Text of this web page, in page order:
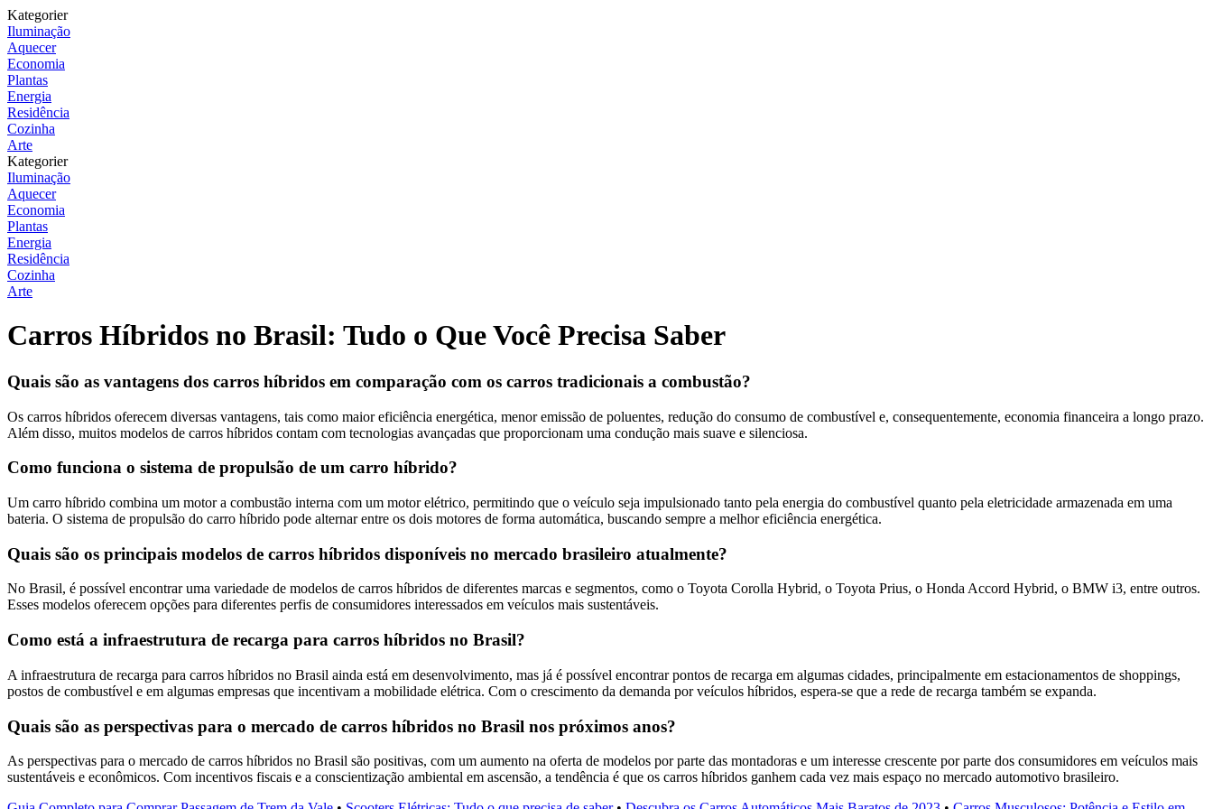
Kategorier
Iluminação
Aquecer
Economia
Plantas
Energia
Residência
Cozinha
Arte
Kategorier
Iluminação
Aquecer
Economia
Plantas
Energia
Residência
Cozinha
Arte
Carros Híbridos no Brasil: Tudo o Que Você Precisa Saber
Quais são as vantagens dos carros híbridos em comparação com os carros tradicionais a combustão?
Os carros híbridos oferecem diversas vantagens, tais como maior eficiência energética, menor emissão de poluentes, redução do consumo de combustível e, consequentemente, economia financeira a longo prazo.
Além disso, muitos modelos de carros híbridos contam com tecnologias avançadas que proporcionam uma condução mais suave e silenciosa.
Como funciona o sistema de propulsão de um carro híbrido?
Um carro híbrido combina um motor a combustão interna com um motor elétrico, permitindo que o veículo seja impulsionado tanto pela energia do combustível quanto pela eletricidade armazenada em uma
bateria. O sistema de propulsão do carro híbrido pode alternar entre os dois motores de forma automática, buscando sempre a melhor eficiência energética.
Quais são os principais modelos de carros híbridos disponíveis no mercado brasileiro atualmente?
No Brasil, é possível encontrar uma variedade de modelos de carros híbridos de diferentes marcas e segmentos, como o Toyota Corolla Hybrid, o Toyota Prius, o Honda Accord Hybrid, o BMW i3, entre outros.
Esses modelos oferecem opções para diferentes perfis de consumidores interessados em veículos mais sustentáveis.
Como está a infraestrutura de recarga para carros híbridos no Brasil?
A infraestrutura de recarga para carros híbridos no Brasil ainda está em desenvolvimento, mas já é possível encontrar pontos de recarga em algumas cidades, principalmente em estacionamentos de shoppings,
postos de combustível e em algumas empresas que incentivam a mobilidade elétrica. Com o crescimento da demanda por veículos híbridos, espera-se que a rede de recarga também se expanda.
Quais são as perspectivas para o mercado de carros híbridos no Brasil nos próximos anos?
As perspectivas para o mercado de carros híbridos no Brasil são positivas, com um aumento na oferta de modelos por parte das montadoras e um interesse crescente por parte dos consumidores em veículos mais
sustentáveis e econômicos. Com incentivos fiscais e a conscientização ambiental em ascensão, a tendência é que os carros híbridos ganhem cada vez mais espaço no mercado automotivo brasileiro.